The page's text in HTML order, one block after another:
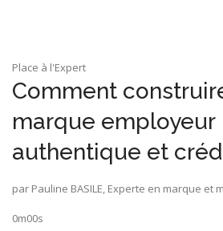
Place à l'Expert
Comment
marque employeur
authentique et
par Pauline BASILE, Experte en marque et
0m00s